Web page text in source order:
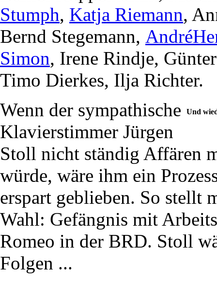
Stumph, Katja Riemann,
Bernd Stegemann,
Simon, Irene Rindje,
Timo Dierkes, Ilja Richter.
Und
Wenn der sympathische
Klavierstimmer Jürgen
Stoll nicht ständig Affären
würde, wäre ihm ein
erspart geblieben. So stellt
Wahl: Gefängnis mit
Romeo in der BRD. Stoll
Folgen ...